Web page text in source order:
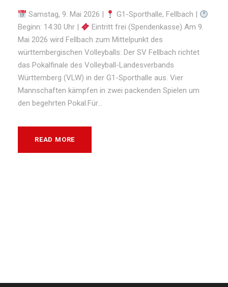
Samstag, 9. Mai 2026 |
G1-Sporthalle, Fellbach |
Beginn: 14:30 Uhr |
Eintritt frei (Spendenkasse) Am 9.
Mai 2026 wird Fellbach zum Mittelpunkt des
württembergischen Volleyballs: Der SV Fellbach richtet
das Pokalfinale des Volleyball-Landesverbands
Württemberg (VLW) in der G1-Sporthalle aus. Vier
Mannschaften kämpfen in zwei packenden Spielen um
den begehrten Pokal.Für...
READ MORE